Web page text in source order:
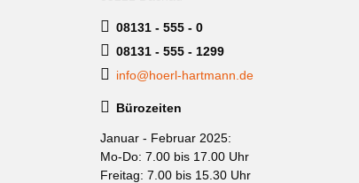
08131 - 555 - 0
08131 - 555 - 1299
info@hoerl-hartmann.de
Bürozeiten
Januar - Februar 2025:
Mo-Do: 7.00 bis 17.00 Uhr
Freitag: 7.00 bis 15.30 Uhr